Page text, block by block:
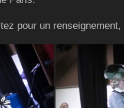
pour un